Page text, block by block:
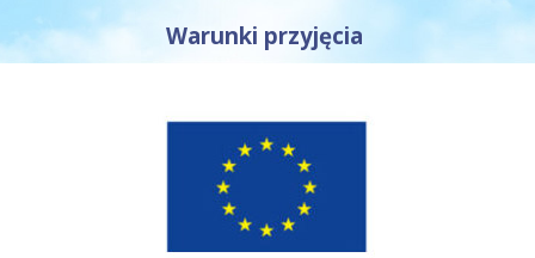
Warunki przyjęcia